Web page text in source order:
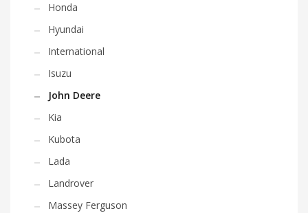
Honda
Hyundai
International
Isuzu
John Deere
Kia
Kubota
Lada
Landrover
Massey Ferguson